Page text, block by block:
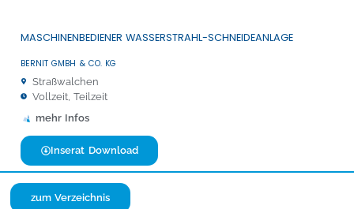
MASCHINENBEDIENER WASSERSTRAHL-SCHNEIDEANLAGE
BERNIT GMBH & CO. KG
Straßwalchen
Vollzeit, Teilzeit
mehr Infos
Inserat Download
zum Verzeichnis